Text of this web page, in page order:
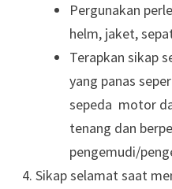
Pergunakan
helm, jaket,
Terapkan sikap
yang panas
sepeda motor
tenang dan
pengemudi/
Sikap selamat saat